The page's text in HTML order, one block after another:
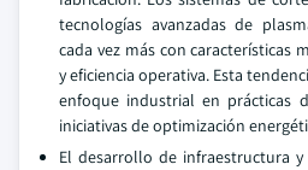
tecnologías avanzadas de
cada vez más con características
y eficiencia operativa. Esta
enfoque industrial en prácticas
iniciativas de optimización
El desarrollo de infraestructura